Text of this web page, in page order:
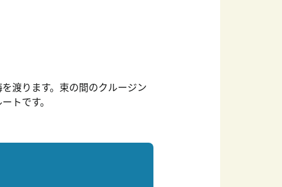
渡ります。束の間のクルージン
トです。